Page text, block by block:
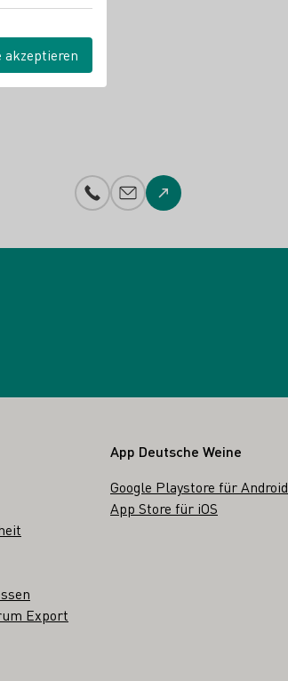
Telefonnummer
E-Mail-Adresse
Zur Website
Export
akzeptieren
App Deutsche Weine
Google Playstore für Android
App Store für iOS